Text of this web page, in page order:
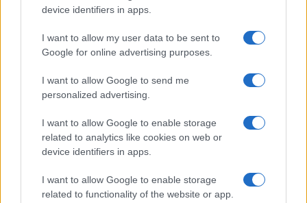
device identifiers in apps.
I want to allow my user data to be sent to
Google for online advertising purposes.
I want to allow Google to send me
personalized advertising.
I want to allow Google to enable storage
related to analytics like cookies on web or
device identifiers in apps.
I want to allow Google to enable storage
related to functionality of the website or app.
COTAÇÕES CRYPTO